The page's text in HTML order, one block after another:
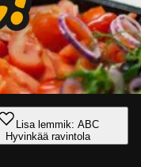
Lisa lemmik: ABC
Hyvinkää ravintola